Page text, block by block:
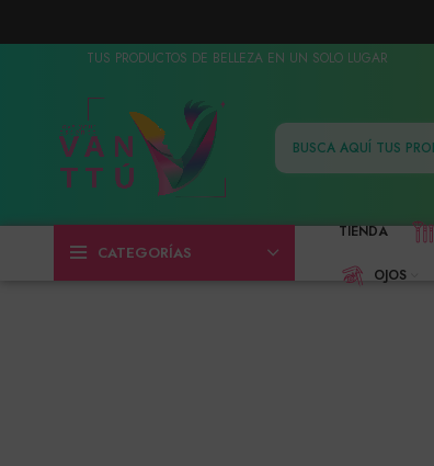
TUS PRODUCTOS DE BELLEZA EN UN SOLO LUGAR
CATEGORÍAS
TIENDA
OJOS